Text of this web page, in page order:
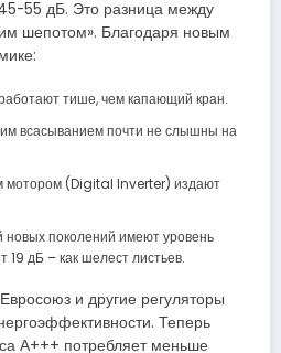
55 дБ. Это разница между
шепотом». Благодаря новым
тише, чем капающий кран.
всасыванием почти не слышны на
мотором (Digital Inverter) издают
поколений имеют уровень
19 дБ – как шелест листьев.
и другие регуляторы
Теперь
А+++ потребляет меньше